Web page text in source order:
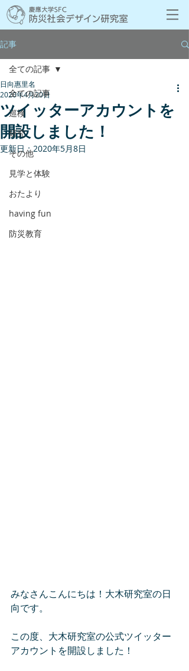
記事
全ての記事
巡検
研究
その他
見学と体験
おたより
having fun
防災教育
全ての記事
ツイッターアカウントを
開設しました！
日向惠里名
2020年4月20日
更新日：2020年5月8日
みなさんこんにちは！大木研究室の日
向です。
この度、大木研究室の公式ツイッター
アカウントを開設しました！